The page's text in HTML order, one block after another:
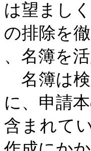
は望まし
の排除を
、名簿を
名簿は検
に、申請
含まれて